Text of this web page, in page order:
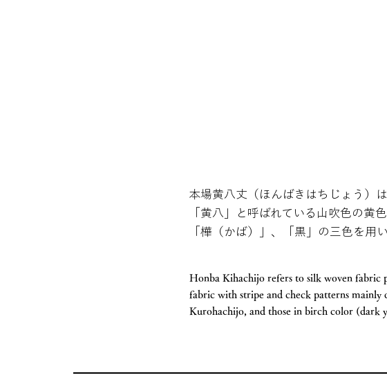
本場黄八丈（ほんばきはちじょう）
「黄八」と呼ばれている山吹色の黄
「樺（かば）」、「黒」の三色を用
Honba Kihachijo refers to silk woven fabric
fabric with stripe and check patterns
Kurohachijo, and those in birch color (dark